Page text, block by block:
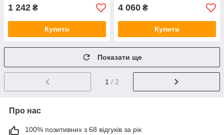
1 242 ₴
Купити
4 060 ₴
Купити
Показати ще
1 / 2
Про нас
100% позитивних з 68 відгуків за рік